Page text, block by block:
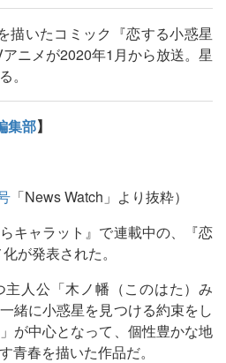
描いたコミック『恋する小惑星
アニメが2020年1月から放送。星
。
集部】
「News Watch」より抜粋）
キャラット』で連載中の、『恋
が発表された。
人公「木ノ幡（このはた）み
緒に小惑星を見つける約束をし
が中心となって、個性豊かな地
青春を描いた作品だ。